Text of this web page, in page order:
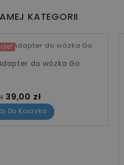
KATEGORII
do wózka Go
Cena
39,00 zł
Do Koszyka